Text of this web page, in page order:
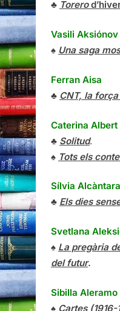
♣ Torero
Vasili Aksiónov
♠ Una saga
Ferran Aisa
♣ CNT, la
Caterina Albert
♣ Solitud.
♠ Tots els
Sílvia Alcàntara
♣ Els dies
Svetlana
♠ La pregària
del futur.
Sibilla Aleramo
♠ Cartes (1916-